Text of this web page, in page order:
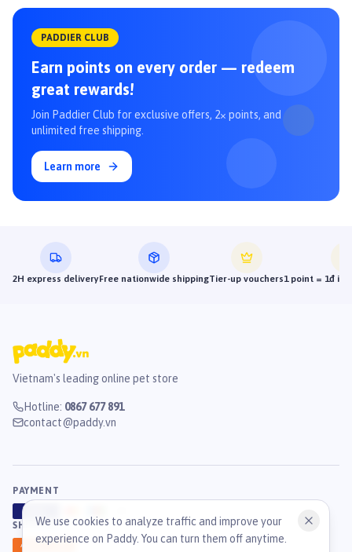
PADDIER CLUB
Earn points on every order — redeem
great rewards!
Join Paddier Club for exclusive offers, 2× points, and
unlimited free shipping.
Learn more
2H express deliveryFree nationwide shippingTier-up vouchers1 point = 1đ
Vietnam's leading online pet store
Hotline: 0867 677 891
contact@paddy.vn
PAYMENT
SHIPPING
Ahamove
We use cookies to analyze traffic and improve your
experience on Paddy. You can turn them off anytime.